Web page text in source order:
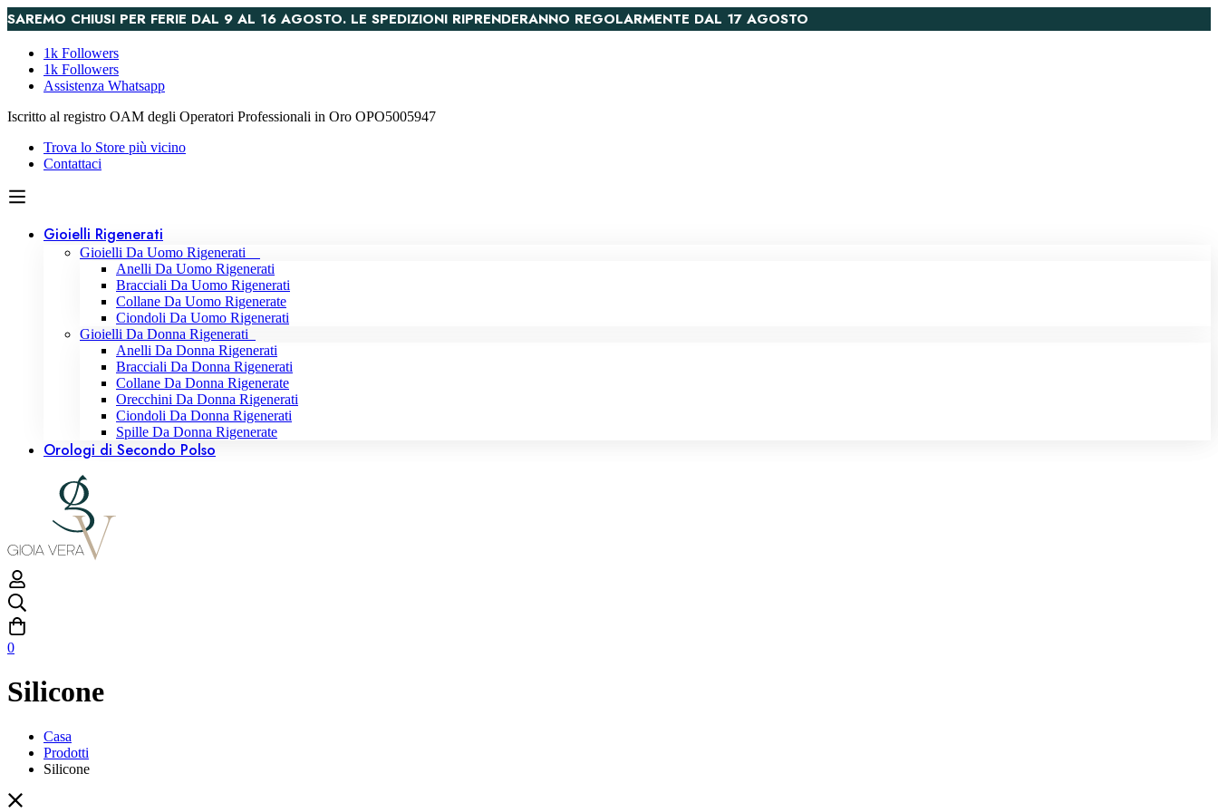
SAREMO CHIUSI PER FERIE DAL 9 AL 16 AGOSTO. LE SPEDIZIONI RIPRENDERANNO REGOLARMENTE DAL 17 AGOSTO
1k Followers
1k Followers
Assistenza Whatsapp
Iscritto al registro OAM degli Operatori Professionali in Oro OPO5005947
Trova lo Store più vicino
Contattaci
Gioielli Rigenerati
Gioielli Da Uomo Rigenerati
Anelli Da Uomo Rigenerati
Bracciali Da Uomo Rigenerati
Collane Da Uomo Rigenerate
Ciondoli Da Uomo Rigenerati
Gioielli Da Donna Rigenerati
Anelli Da Donna Rigenerati
Bracciali Da Donna Rigenerati
Collane Da Donna Rigenerate
Orecchini Da Donna Rigenerati
Ciondoli Da Donna Rigenerati
Spille Da Donna Rigenerate
Orologi di Secondo Polso
0
Silicone
Casa
Prodotti
Silicone